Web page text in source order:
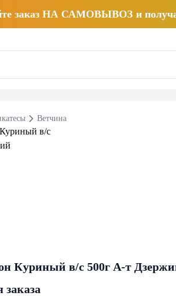
заказ НА САМОВЫВОЗ и
Ветчина
Куриный в/с 500г А-т
заказа